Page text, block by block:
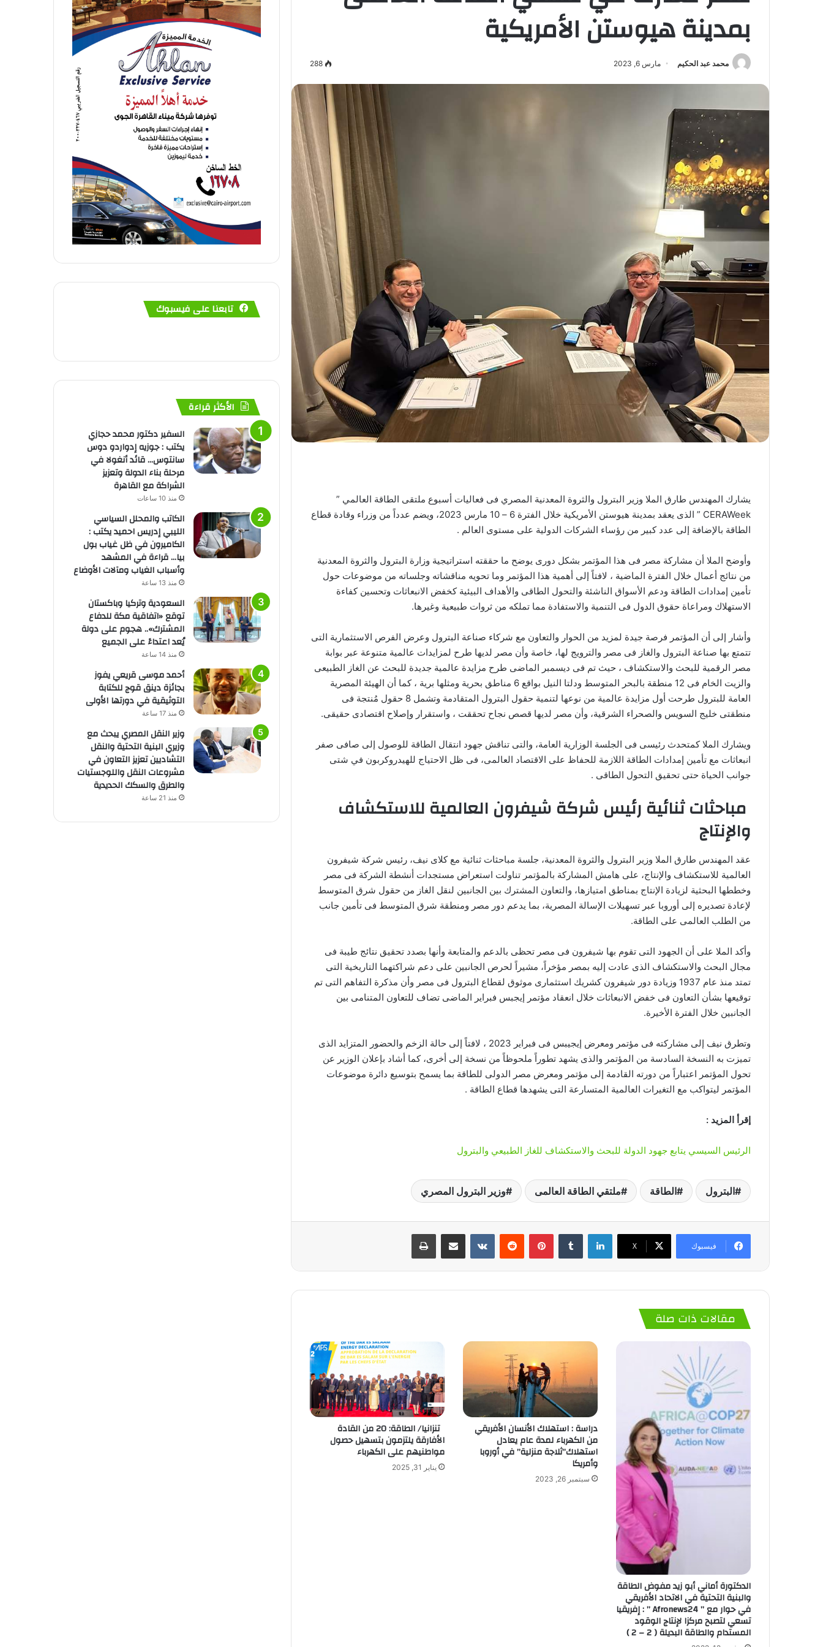
بمدينة هيوستن الأمريكية
محمد عبد الحكيم مارس 6, 2023 288
يشارك المهندس طارق الملا وزير البترول والثروة المعدنية المصري فى فعاليات أسبوع ملتقى الطاقة العالمي ”
CERAWeek ” الذى يعقد بمدينة هيوستن الأمريكية خلال الفترة 6 – 10 مارس 2023، ويضم عدداً من وزراء وقادة قطاع
الطاقة بالإضافة إلى عدد كبير من رؤساء الشركات الدولية على مستوى العالم .
وأوضح الملا أن مشاركة مصر فى هذا المؤتمر بشكل دورى يوضح ما حققته استراتيجية وزارة البترول والثروة المعدنية
من نتائج أعمال خلال الفترة الماضية ، لافتاً إلى أهمية هذا المؤتمر وما تحويه مناقشاته وجلساته من موضوعات حول
تأمين إمدادات الطاقة ودعم الأسواق الناشئة والتحول الطاقى والأهداف البيئية كخفض الانبعاثات وتحسين كفاءة
الاستهلاك ومراعاة حقوق الدول فى التنمية والاستفادة مما تملكه من ثروات طبيعية وغيرها.
وأشار إلى أن المؤتمر فرصة جيدة لمزيد من الحوار والتعاون مع شركاء صناعة البترول وعرض الفرص الاستثمارية التى
تتمتع بها صناعة البترول والغاز فى مصر والترويج لها، خاصة وأن مصر لديها طرح لمزايدات عالمية متنوعة عبر بوابة
مصر الرقمية للبحث والاستكشاف ، حيث تم فى ديسمبر الماضى طرح مزايدة عالمية جديدة للبحث عن الغاز الطبيعى
والزيت الخام فى 12 منطقة بالبحر المتوسط ودلتا النيل بواقع 6 مناطق بحرية ومثلها برية ، كما أن الهيئة المصرية
العامة للبترول طرحت أول مزايدة عالمية من نوعها لتنمية حقول البترول المتقادمة وتشمل 8 حقول مُنتجة فى
منطقتى خليج السويس والصحراء الشرقية، وأن مصر لديها قصص نجاح تحققت ، واستقرار وإصلاح اقتصادى حقيقى.
ويشارك الملا كمتحدث رئيسى فى الجلسة الوزارية العامة، والتى تناقش جهود انتقال الطاقة للوصول إلى صافى صفر
انبعاثات مع تأمين إمدادات الطاقة اللازمة للحفاظ على الاقتصاد العالمى، فى ظل الاحتياج للهيدروكربون في شتى
جوانب الحياة حتى تحقيق التحول الطاقى .
مباحثات ثنائية رئيس شركة شيفرون العالمية للاستكشاف
والإنتاج
عقد المهندس طارق الملا وزير البترول والثروة المعدنية، جلسة مباحثات ثنائية مع كلاى نيف، رئيس شركة شيفرون
العالمية للاستكشاف والإنتاج، على هامش المشاركة بالمؤتمر تناولت استعراض مستجدات أنشطة الشركة فى مصر
وخططها البحثية لزيادة الإنتاج بمناطق امتيازها، والتعاون المشترك بين الجانبين لنقل الغاز من حقول شرق المتوسط
لإعادة تصديره إلى أوروبا عبر تسهيلات الإسالة المصرية، بما يدعم دور مصر ومنطقة شرق المتوسط فى تأمين جانب
من الطلب العالمى على الطاقة.
وأكد الملا على أن الجهود التى تقوم بها شيفرون فى مصر تحظى بالدعم والمتابعة وأنها بصدد تحقيق نتائج طيبة فى
مجال البحث والاستكشاف الذى عادت إليه بمصر مؤخراً، مشيراً لحرص الجانبين على دعم شراكتهما التاريخية التى
تمتد منذ عام 1937 وزيادة دور شيفرون كشريك استثمارى موثوق لقطاع البترول فى مصر وأن مذكرة التفاهم التى تم
توقيعها بشأن التعاون فى خفض الانبعاثات خلال انعقاد مؤتمر إيجبس فبراير الماضى تضاف للتعاون المتنامى بين
الجانبين خلال الفترة الأخيرة.
وتطرق نيف إلى مشاركته فى مؤتمر ومعرض إيجيبس فى فبراير 2023 ، لافتاً إلى حالة الزخم والحضور المتزايد الذى
تميزت به النسخة السادسة من المؤتمر والذى يشهد تطوراً ملحوظاً من نسخة إلى أخرى، كما أشاد بإعلان الوزير عن
تحول المؤتمر اعتباراً من دورته القادمة إلى مؤتمر ومعرض مصر الدولى للطاقة بما يسمح بتوسيع دائرة موضوعات
المؤتمر ليتواكب مع التغيرات العالمية المتسارعة التى يشهدها قطاع الطاقة .
إقرأ المزيد :
الرئيس السيسي يتابع جهود الدولة للبحث والاستكشاف للغاز الطبيعي والبترول
البترول الطاقة ملتقي الطاقة العالمى وزير البترول المصري
فيسبوك ‫X
لينكدإن بينتيريست
مقالات ذات صلة
الدكتورة أماني أبو زيد مفوض الطاقة
والبنية التحتية في الاتحاد الأفريقي
في حوار مع ” Afronews24 ” : إفريقيا
تسعي لتصبح مركزا لإنتاج الوقود
المستدام والطاقة البديلة ( 2 – 2 )
دراسة : استهلاك الأنسان الأفريقي
من الكهرباء لمدة عام يعادل
استهلاك”ثلاجة منزلية” في أوروبا
وأمريكا
سبتمبر 26, 2023
تنزانيا/ الطاقة: 20 من القادة
الأفارقة يلتزمون بتسهيل حصول
مواطنيهم على الكهرباء
يناير 31, 2025
تابعنا على فيسبوك
الأكثر قراءة
السفير دكتور محمد حجازي
يكتب : جوزيه إدواردو دوس
سانتوس… قائد أنغولا في
مرحلة بناء الدولة وتعزيز
الشراكة مع القاهرة
منذ 10 ساعات
الكاتب والمحلل السياسي
الليبي إدريس احميد يكتب :
الكاميرون في ظل غياب بول
بيا… قراءة في المشهد
وأسباب الغياب ومآلات الأوضاع
منذ 13 ساعة
السعودية وتركيا وباكستان
توقع «اتفاقية مكة للدفاع
المشترك».. هجوم على دولة
يُعد اعتداءً على الجميع
منذ 14 ساعة
أحمد موسى قريعي يفوز
بجائزة دينق قوج للكتابة
التوثيقية في دورتها الأولى
منذ 17 ساعة
وزير النقل المصري يبحث مع
وزيري البنية التحتية والنقل
التشاديين تعزيز التعاون في
مشروعات النقل واللوجستيات
والطرق والسكك الحديدية
منذ 21 ساعة